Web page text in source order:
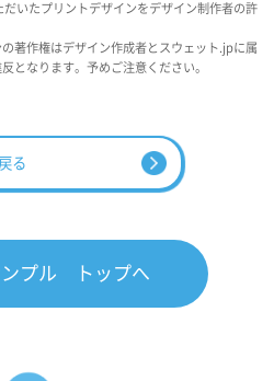
いたプリントデザインをデザイン制作者の許
著作権はデザイン作成者とスウェット.jpに属
となります。予めご注意ください。
戻る
ンプル トップへ